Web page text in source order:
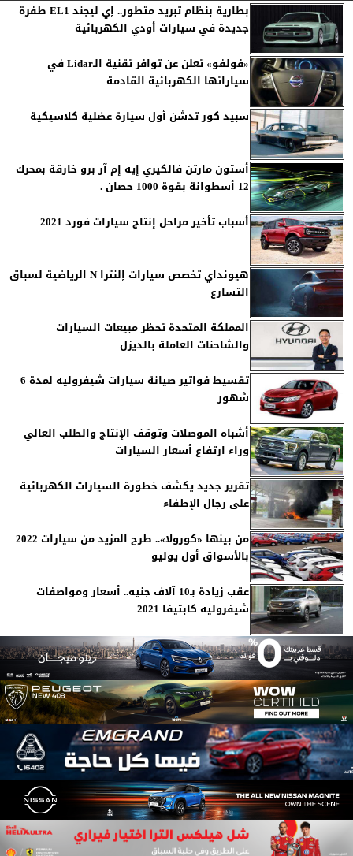
بطارية بنظام تبريد متطور.. إي ليجند EL1 طفرة
جديدة في سيارات أودي الكهربائية
«فولفو» تعلن عن توافر تقنية الـLidar في
سياراتها الكهربائية القادمة
سبيد كور تدشن أول سيارة عضلية كلاسيكية
أستون مارتن فالكيري إيه إم آر برو خارقة بمحرك
12 أسطوانة بقوة 1000 حصان .
أسباب تأخير مراحل إنتاج سيارات فورد 2021
هيونداي تخصص سيارات إلنترا N الرياضية لسباق
التسارع
المملكة المتحدة تحظر مبيعات السيارات
والشاحنات العاملة بالديزل
تقسيط فواتير صيانة سيارات شيفروليه لمدة 6
شهور
أشباه الموصلات وتوقف الإنتاج والطلب العالي
وراء ارتفاع أسعار السيارات
تقرير جديد يكشف خطورة السيارات الكهربائية
على رجال الإطفاء
من بينها «كورولا».. طرح المزيد من سيارات 2022
بالأسواق أول يوليو
عقب زيادة بـ10 آلاف جنيه.. أسعار ومواصفات
شيفروليه كابتيفا 2021